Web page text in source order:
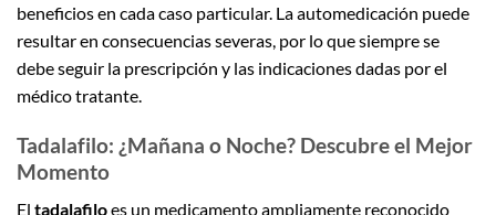
beneficios en cada caso particular. La automedicación puede
resultar en consecuencias severas, por lo que siempre se
debe seguir la prescripción y las indicaciones dadas por el
médico tratante.
Tadalafilo: ¿Mañana o Noche? Descubre el Mejor
Momento
El tadalafiloes un medicamento ampliamente reconocido